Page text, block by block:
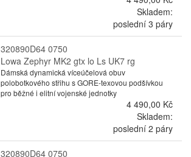
Skladem:
poslední 3 páry
320890D64 0750
Lowa Zephyr MK2 gtx lo Ls UK7 rg
Dámská dynamická víceúčelová obuv
polobotkového střihu s GORE-texovou podšívkou
pro běžné i elitní vojenské jednotky
4 490,00 Kč
Skladem:
poslední 2 páry
320890D64 0750